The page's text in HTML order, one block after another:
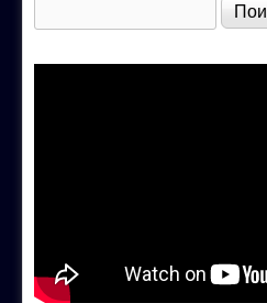
Собор"
Форма поиска